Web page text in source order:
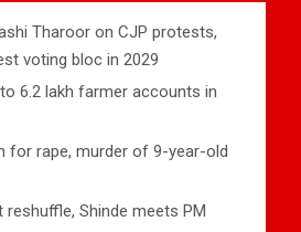
Tharoor on CJP protests,
voting bloc in 2029
6.2 lakh farmer accounts in
for rape, murder of 9-year-old
Shinde meets PM